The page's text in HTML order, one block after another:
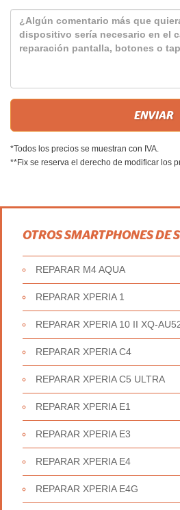
*Todos los precios se muestran con IVA.
**Fix se reserva el derecho de modificar los
OTROS SMARTPHONES DE
REPARAR M4 AQUA
REPARAR XPERIA 1
REPARAR XPERIA 10 II XQ-
REPARAR XPERIA C4
REPARAR XPERIA C5 ULTRA
REPARAR XPERIA E1
REPARAR XPERIA E3
REPARAR XPERIA E4
REPARAR XPERIA E4G